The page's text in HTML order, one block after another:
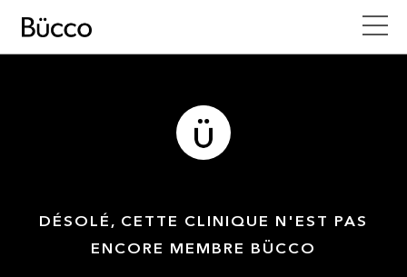
DÉSOLÉ, CETTE CLINIQUE N'EST PAS
ENCORE MEMBRE BÜCCO